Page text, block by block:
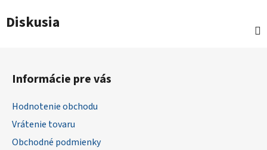
Diskusia
Informácie pre vás
Hodnotenie obchodu
Vrátenie tovaru
Obchodné podmienky